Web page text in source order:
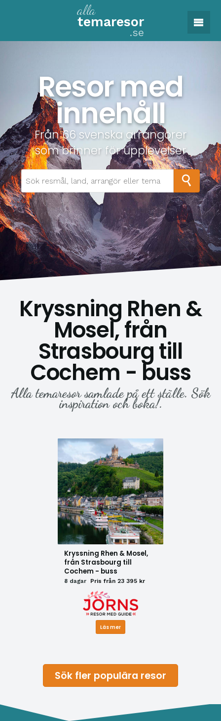
alla
temaresor
.se
Resor med
innehåll
Från 66 svenska arrangörer
som brinner för upplevelser
Kryssning Rhen &
Mosel, från
Strasbourg till
Cochem - buss
Alla temaresor samlade på ett ställe. Sök
inspiration och boka!.
Kryssning Rhen & Mosel,
från Strasbourg till
Cochem - buss
8 dagar Pris från 23 395 kr
Läs mer
Sök fler populära resor